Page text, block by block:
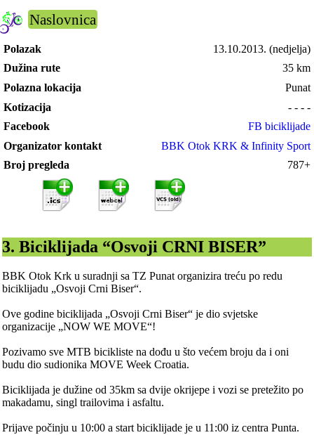
Naslovnica
Polazak 13.10.2013. (nedjelja)
Dužina rute
35 km
Polazna lokacija
Punat
Kotizacija
- - - -
Facebook
FB biciklijade
Organizator kontakt
BBK Otok KRK & Infinity Sport
Broj pregleda
787+
3. Biciklijada “Osvoji CRNI BISER”
BBK Otok Krk u suradnji sa TZ Punat organizira treću po redu
biciklijadu „Osvoji Crni Biser“.
Ove godine biciklijada „Osvoji Crni Biser“ je dio svjetske
organizacije „NOW WE MOVE“!
Pozivamo sve MTB bicikliste na dođu u što većem broju da i oni
budu dio sudionika MOVE Week Croatia.
Biciklijada je dužine od 35km sa dvije okrijepe i vozi se pretežito po
makadamu, singl trailovima i asfaltu.
Prijave počinju u 10:00 a start biciklijade je u 11:00 iz centra Punta.